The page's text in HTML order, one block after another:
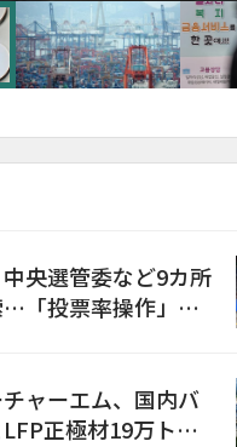
を点検
央選管委など9カ所
「投票率操作」の
ャーエム、国内バ
正極材19万トン